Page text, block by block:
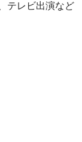
テレビ出演など